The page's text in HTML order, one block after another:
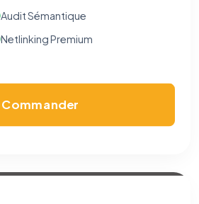
Audit Sémantique
Netlinking Premium
Commander